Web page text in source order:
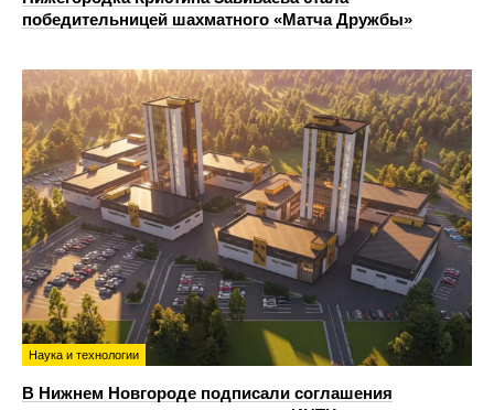
победительницей шахматного «Матча Дружбы»
Наука и технологии
В Нижнем Новгороде подписали соглашения